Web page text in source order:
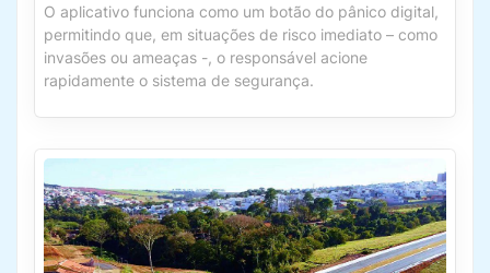
O aplicativo funciona como um botão do pânico digital,
permitindo que, em situações de risco imediato – como
invasões ou ameaças -, o responsável acione
rapidamente o sistema de segurança.